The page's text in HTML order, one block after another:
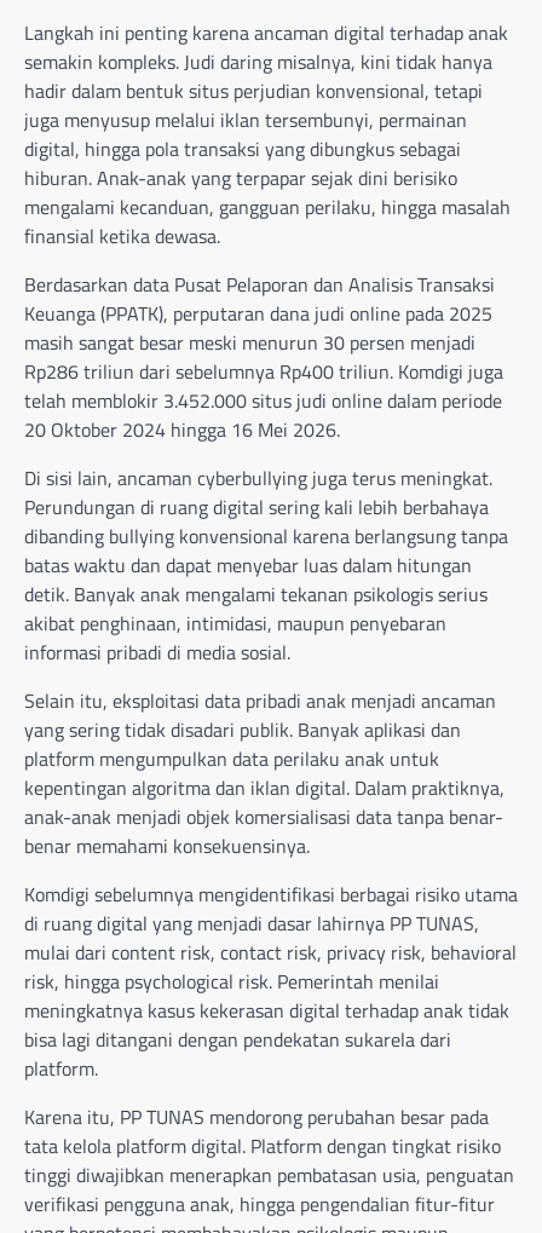
Langkah ini penting karena ancaman digital terhadap anak
semakin kompleks. Judi daring misalnya, kini tidak hanya
hadir dalam bentuk situs perjudian konvensional, tetapi
juga menyusup melalui iklan tersembunyi, permainan
digital, hingga pola transaksi yang dibungkus sebagai
hiburan. Anak-anak yang terpapar sejak dini berisiko
mengalami kecanduan, gangguan perilaku, hingga masalah
finansial ketika dewasa.
Berdasarkan data Pusat Pelaporan dan Analisis Transaksi
Keuanga (PPATK), perputaran dana judi online pada 2025
masih sangat besar meski menurun 30 persen menjadi
Rp286 triliun dari sebelumnya Rp400 triliun. Komdigi juga
telah memblokir 3.452.000 situs judi online dalam periode
20 Oktober 2024 hingga 16 Mei 2026.
Di sisi lain, ancaman cyberbullying juga terus meningkat.
Perundungan di ruang digital sering kali lebih berbahaya
dibanding bullying konvensional karena berlangsung tanpa
batas waktu dan dapat menyebar luas dalam hitungan
detik. Banyak anak mengalami tekanan psikologis serius
akibat penghinaan, intimidasi, maupun penyebaran
informasi pribadi di media sosial.
Selain itu, eksploitasi data pribadi anak menjadi ancaman
yang sering tidak disadari publik. Banyak aplikasi dan
platform mengumpulkan data perilaku anak untuk
kepentingan algoritma dan iklan digital. Dalam praktiknya,
anak-anak menjadi objek komersialisasi data tanpa benar-
benar memahami konsekuensinya.
Komdigi sebelumnya mengidentifikasi berbagai risiko utama
di ruang digital yang menjadi dasar lahirnya PP TUNAS,
mulai dari content risk, contact risk, privacy risk, behavioral
risk, hingga psychological risk. Pemerintah menilai
meningkatnya kasus kekerasan digital terhadap anak tidak
bisa lagi ditangani dengan pendekatan sukarela dari
platform.
Karena itu, PP TUNAS mendorong perubahan besar pada
tata kelola platform digital. Platform dengan tingkat risiko
tinggi diwajibkan menerapkan pembatasan usia, penguatan
verifikasi pengguna anak, hingga pengendalian fitur-fitur